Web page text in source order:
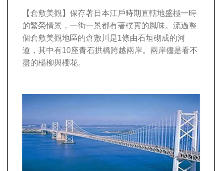
【倉敷美觀】 保存著日本江戶時期直轄地盛極一時
的繁榮情景，一街一景都有著樸實的風味。流過整
個倉敷美觀地區的倉敷川是1條由石垣砌成的河
道，其中有10座青石拱橋跨越兩岸。兩岸儘是看不
盡的楊柳與櫻花。